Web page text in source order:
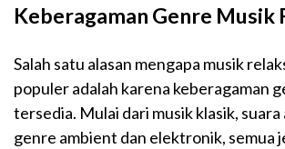
Keberagaman Genre Musik
Salah satu alasan mengapa musik
populer adalah karena keberagaman
tersedia. Mulai dari musik klasik, suara
genre ambient dan elektronik, semua